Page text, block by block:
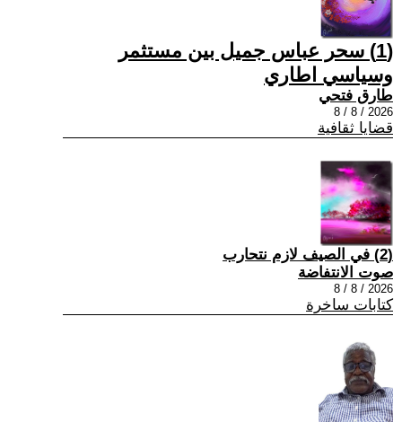
(1) سحر عباس جميل بين مستثمر
وسياسي اطاري
طارق فتحي
2026 / 8 / 8
قضايا ثقافية
(2) في الصيف لازم نتحارب
صوت الانتفاضة
2026 / 8 / 8
كتابات ساخرة